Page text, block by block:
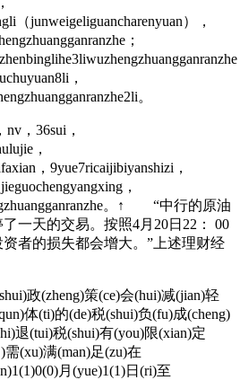
（junweigeliguancharenyuan），
；
，
。
，36sui，
，
，9yue7ricaijibiyanshizi，
，
。↑ “中行的原油
一天的交易。按照4月20日22： 00
者的损失都会增大。”上述理财经
(zheng)策(ce)会(hui)减(jian)轻
体(ti)的(de)税(shui)负(fu)成(cheng)
退(tui)税(shui)有(you)限(xian)定
(xu)满(man)足(zu)在
月(yue)1(1)日(ri)至